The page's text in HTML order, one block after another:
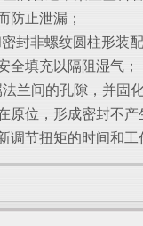
防止泄漏；
封非螺纹圆柱形装
全填充以隔阻湿气；
兰间的孔隙，并固
位，形成密封不产
节扭矩的时间和工